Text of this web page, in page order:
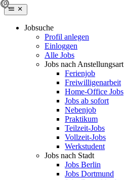
Jobsuche
Profil anlegen
Einloggen
Alle Jobs
Jobs nach Anstellungsart
Ferienjob
Freiwilligenarbeit
Home-Office Jobs
Jobs ab sofort
Nebenjob
Praktikum
Teilzeit-Jobs
Vollzeit-Jobs
Werkstudent
Jobs nach Stadt
Jobs Berlin
Jobs Dortmund